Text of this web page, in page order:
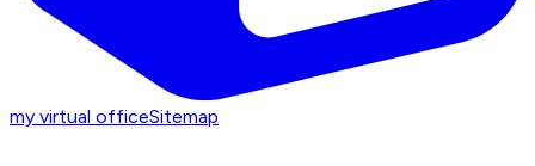
my virtual officeSitemap